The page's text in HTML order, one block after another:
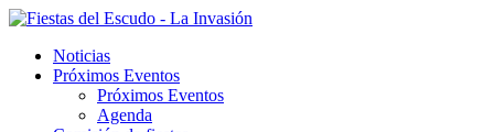
Noticias
Próximos Eventos
Próximos Eventos
Agenda